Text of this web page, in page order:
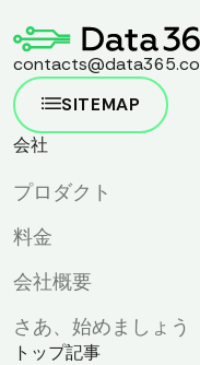
contacts@data365.co
SITEMAP
会社
プロダクト
料金
会社概要
さあ、始めましょう
トップ記事